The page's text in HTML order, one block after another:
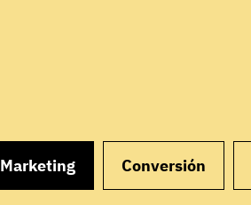
Marketing Conversión